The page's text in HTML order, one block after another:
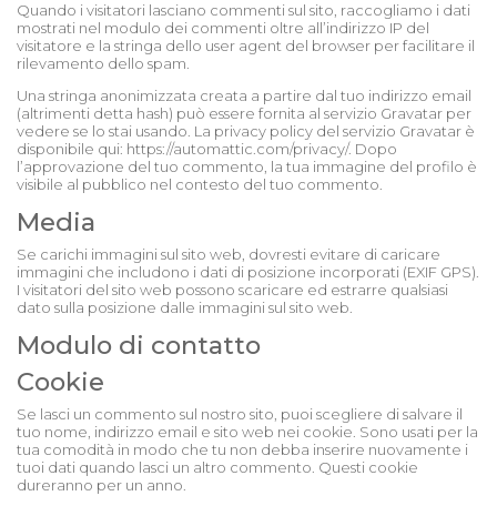
Quando i visitatori lasciano commenti sul sito, raccogliamo i dati
mostrati nel modulo dei commenti oltre all’indirizzo IP del
visitatore e la stringa dello user agent del browser per facilitare il
rilevamento dello spam.
Una stringa anonimizzata creata a partire dal tuo indirizzo email
(altrimenti detta hash) può essere fornita al servizio Gravatar per
vedere se lo stai usando. La privacy policy del servizio Gravatar è
disponibile qui: https://automattic.com/privacy/. Dopo
l’approvazione del tuo commento, la tua immagine del profilo è
visibile al pubblico nel contesto del tuo commento.
Media
Se carichi immagini sul sito web, dovresti evitare di caricare
immagini che includono i dati di posizione incorporati (EXIF GPS).
I visitatori del sito web possono scaricare ed estrarre qualsiasi
dato sulla posizione dalle immagini sul sito web.
Modulo di contatto
Cookie
Se lasci un commento sul nostro sito, puoi scegliere di salvare il
tuo nome, indirizzo email e sito web nei cookie. Sono usati per la
tua comodità in modo che tu non debba inserire nuovamente i
tuoi dati quando lasci un altro commento. Questi cookie
dureranno per un anno.